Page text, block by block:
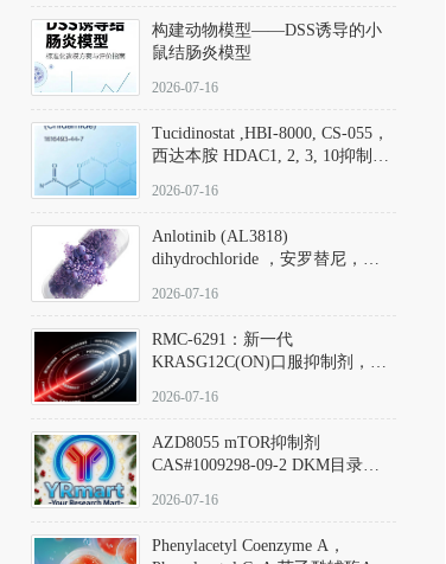
构建动物模型——DSS诱导的小
鼠结肠炎模型
2026-07-16
Tucidinostat ,HBI-8000, CS-055，
西达本胺 HDAC1, 2, 3, 10抑制剂
D808567) - DKM活性分子
2026-07-16
Anlotinib (AL3818)
dihydrochloride ，安罗替尼，
Hydrochloride实验方法步骤SOP
2026-07-16
RMC-6291：新一代
KRASG12C(ON)口服抑制剂，
(Elironrasib)CAS#2641998-63-0
2026-07-16
AZD8055 mTOR抑制剂
CAS#1009298-09-2 DKM目录号
激酶抑制剂的深度剖析
2026-07-16
Phenylacetyl Coenzyme A，